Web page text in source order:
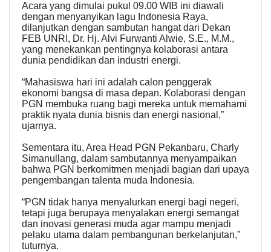
Acara yang dimulai pukul 09.00 WIB ini diawali
dengan menyanyikan lagu Indonesia Raya,
dilanjutkan dengan sambutan hangat dari Dekan
FEB UNRI, Dr. Hj. Alvi Furwanti Alwie, S.E., M.M.,
yang menekankan pentingnya kolaborasi antara
dunia pendidikan dan industri energi.
“Mahasiswa hari ini adalah calon penggerak
ekonomi bangsa di masa depan. Kolaborasi dengan
PGN membuka ruang bagi mereka untuk memahami
praktik nyata dunia bisnis dan energi nasional,”
ujarnya.
Sementara itu, Area Head PGN Pekanbaru, Charly
Simanullang, dalam sambutannya menyampaikan
bahwa PGN berkomitmen menjadi bagian dari upaya
pengembangan talenta muda Indonesia.
“PGN tidak hanya menyalurkan energi bagi negeri,
tetapi juga berupaya menyalakan energi semangat
dan inovasi generasi muda agar mampu menjadi
pelaku utama dalam pembangunan berkelanjutan,”
tuturnya.